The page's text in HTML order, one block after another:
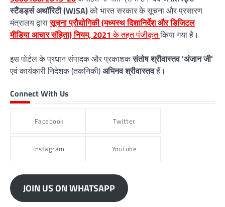
स्टैंडर्ड्स अथॉरिटी (WJSA)को भारत सरकार के सूचना और प्रसारण
मंत्रालय द्वारासूचना प्रौद्योगिकी (मध्यस्थ दिशानिर्देश और डिजिटल
मीडिया आचार संहिता) नियम, 2021 के तहत पंजीकृतकिया गया है।
इस पोर्टल के प्रधान संपादक और प्रकाशकसंतोष श्रीवास्तव 'अंजान जी'
एवं कार्यकारी निदेशक (तकनिकी)अभिनव श्रीवास्तवहैं।
Connect With Us
Facebook Twitter
Instagram YouTube
JOIN US ON WHATSAPP